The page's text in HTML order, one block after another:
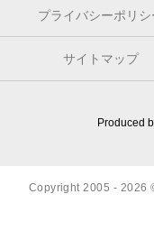
プライバシーポリシ
サイトマップ
Produced
Copyright 2005 - 2026